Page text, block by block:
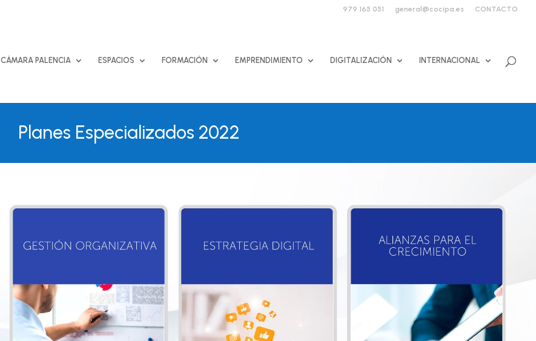
979 165 051 general@cocipa.es CONTACTO
CÁMARA PALENCIA ESPACIOS FORMACIÓN EMPRENDIMIENTO DIGITALIZACIÓN INTERNACIONAL
Planes Especializados 2022